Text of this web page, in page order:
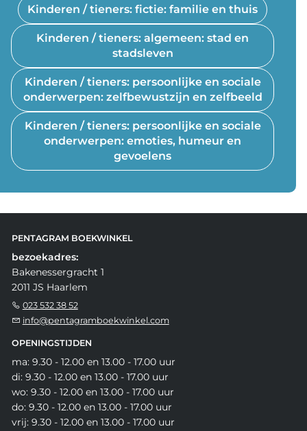
Kinderen / tieners: fictie: familie en thuis
Kinderen / tieners: algemeen: stad en
stadsleven
Kinderen / tieners: persoonlijke en sociale
onderwerpen: zelfbewustzijn en zelfbeeld
Kinderen / tieners: persoonlijke en sociale
onderwerpen: emoties, humeur en
gevoelens
PENTAGRAM BOEKWINKEL
bezoekadres:
Bakenessergracht 1
2011 JS Haarlem
023 532 38 52
info@pentagramboekwinkel.com
OPENINGSTIJDEN
ma: 9.30 - 12.00 en 13.00 - 17.00 uur
di: 9.30 - 12.00 en 13.00 - 17.00 uur
wo: 9.30 - 12.00 en 13.00 - 17.00 uur
do: 9.30 - 12.00 en 13.00 - 17.00 uur
vrij: 9.30 - 12.00 en 13.00 - 17.00 uur